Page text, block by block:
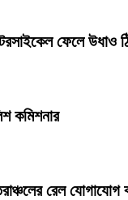
ফেলে উধাও
কমিশনার
রেল যোগাযোগ